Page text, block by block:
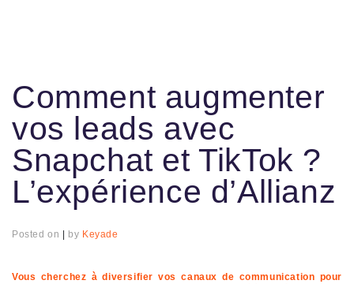
Comment augmenter
vos leads avec
Snapchat et TikTok ?
L’expérience d’Allianz
Posted on by Keyade
Vous cherchez à diversifier vos canaux de communication pour